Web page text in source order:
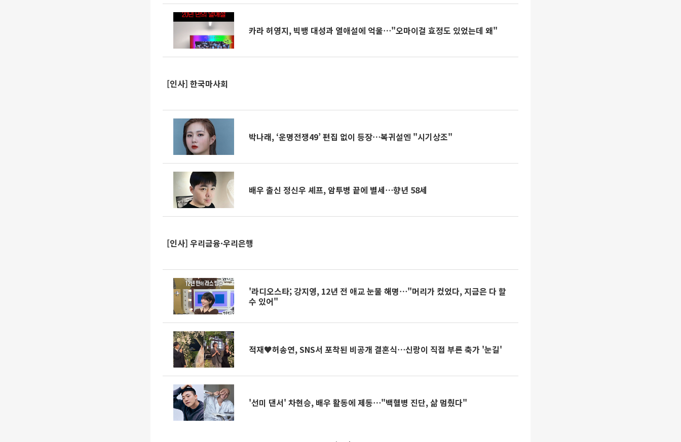
카라 허영지, 빅뱅 대성과 열애설에 억울⋯"오마이걸 효정도 있었는데 왜"
[인사] 한국마사회
박나래, ‘운명전쟁49’ 편집 없이 등장⋯복귀설엔 "시기상조"
배우 출신 정신우 셰프, 암투병 끝에 별세⋯향년 58세
[인사] 우리금융·우리은행
'라디오스타; 강지영, 12년 전 애교 눈물 해명⋯"머리가 컸었다, 지금은 다 할
수 있어"
적재♥허송연, SNS서 포착된 비공개 결혼식⋯신랑이 직접 부른 축가 '눈길'
'선미 댄서' 차현승, 배우 활동에 제동⋯"백혈병 진단, 삶 멈췄다"